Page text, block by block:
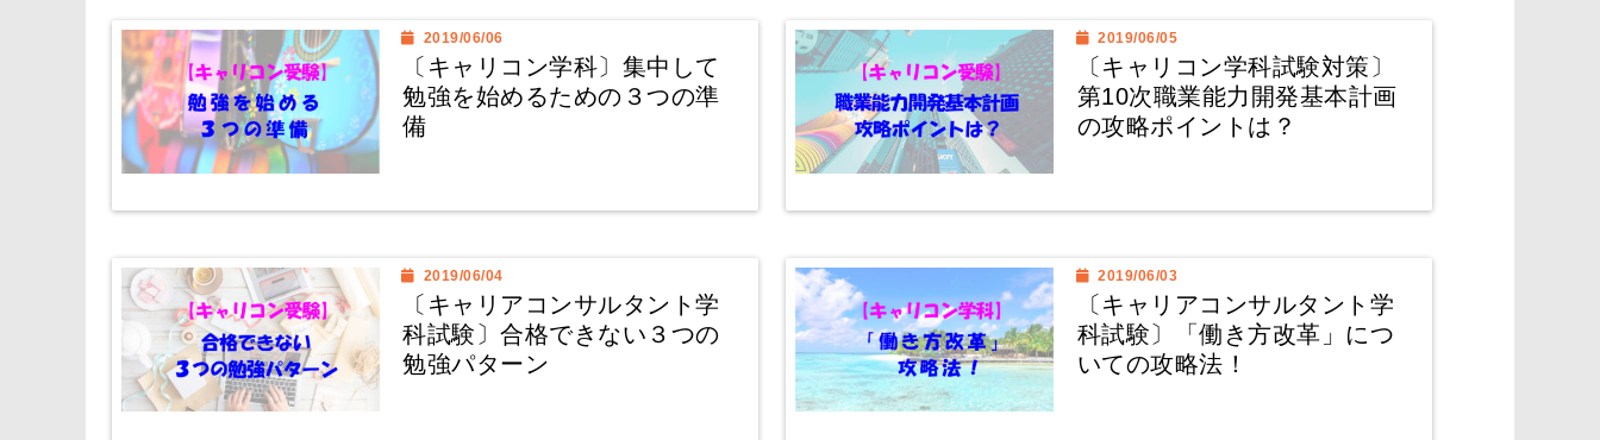
2019/06/06
〔キャリコン学科〕集中して
勉強を始めるための３つの準
備
2019/06/05
〔キャリコン学科試験対策〕
第10次職業能力開発基本計画
の攻略ポイントは？
2019/06/04
〔キャリアコンサルタント学
科試験〕合格できない３つの
勉強パターン
2019/06/03
〔キャリアコンサルタント学
科試験〕「働き方改革」につ
いての攻略法！